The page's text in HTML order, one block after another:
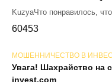
KuzyaЧто понравилось,
60453
МОШЕННИЧЕСТВО В
Увага! Шахрайство на
invest.com